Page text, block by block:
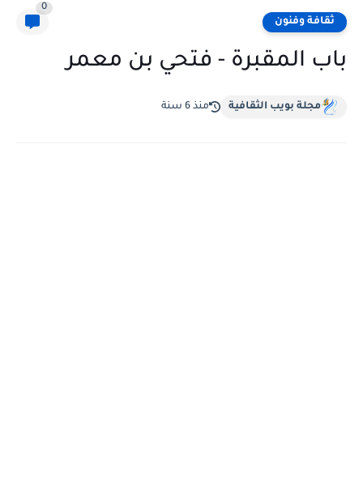
ثقافة وفنون
0
باب المقبرة - فتحي بن معمر
مجلة بويب الثقافية منذ 6 سنة